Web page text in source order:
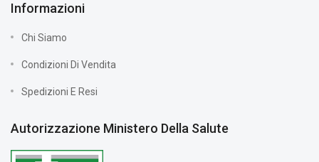
Informazioni
Chi Siamo
Condizioni Di Vendita
Spedizioni E Resi
Autorizzazione Ministero Della Salute